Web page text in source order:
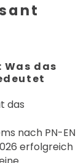
Was das
das
nach PN-EN
erfolgreich